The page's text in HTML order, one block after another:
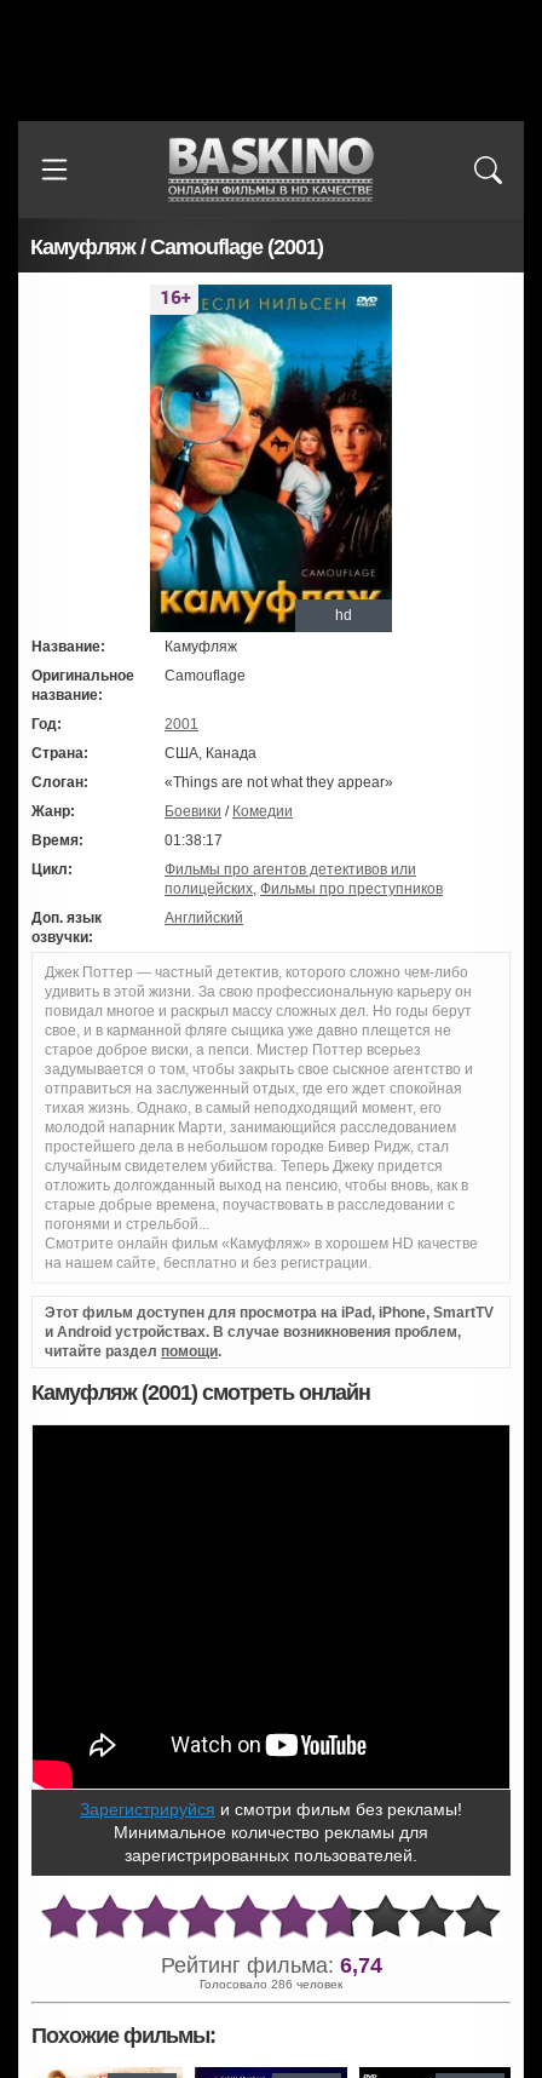
Камуфляж / Camouflage (2001)
hd
Название:
Камуфляж
Оригинальное
название:
Camouflage
Год:
2001
Страна:
США, Канада
Слоган:
«Things are not what they appear»
Жанр:
Боевики / Комедии
Время:
01:38:17
Цикл:
Фильмы про агентов детективов или
полицейских, Фильмы про преступников
Доп. язык
озвучки:
Английский
Джек Поттер — частный детектив, которого сложно чем-либо
удивить в этой жизни. За свою профессиональную карьеру он
повидал многое и раскрыл массу сложных дел. Но годы берут
свое, и в карманной фляге сыщика уже давно плещется не
старое доброе виски, а пепси. Мистер Поттер всерьез
задумывается о том, чтобы закрыть свое сыскное агентство и
отправиться на заслуженный отдых, где его ждет спокойная
тихая жизнь. Однако, в самый неподходящий момент, его
молодой напарник Марти, занимающийся расследованием
простейшего дела в небольшом городке Бивер Ридж, стал
случайным свидетелем убийства. Теперь Джеку придется
отложить долгожданный выход на пенсию, чтобы вновь, как в
старые добрые времена, поучаствовать в расследовании с
погонями и стрельбой...
Смотрите онлайн фильм «Камуфляж» в хорошем HD качестве
на нашем сайте, бесплатно и без регистрации.
Этот фильм доступен для просмотра на iPad, iPhone, SmartTV
и Android устройствах. В случае возникновения проблем,
читайте раздел помощи.
Камуфляж (2001) смотреть онлайн
Зарегистрируйся и смотри фильм без рекламы!
Минимальное количество рекламы для
зарегистрированных пользователей.
Рейтинг фильма: 6,74
Голосовало 286 человек
Похожие фильмы: